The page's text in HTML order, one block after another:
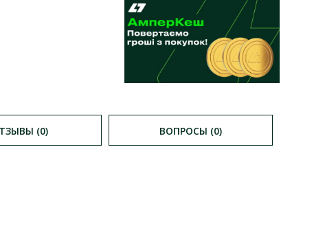
(0) ВОПРОСЫ (0)